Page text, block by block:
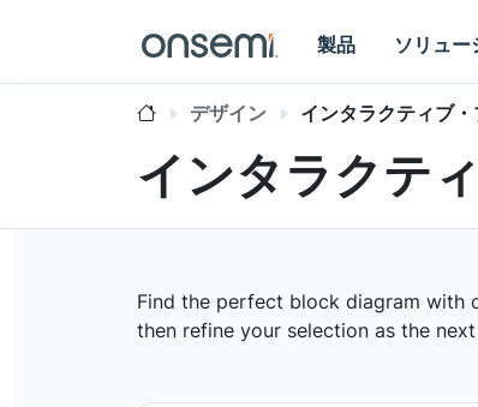
製品 ソリュー
デザイン インタラクティブ
インタラクテ
Find the perfect block diagram with
then refine your selection as the